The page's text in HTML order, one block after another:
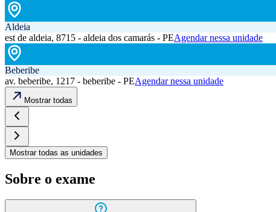
Aldeia
est de aldeia, 8715 - aldeia dos camarás - PEAgendar nessa unidade
Beberibe
av. beberibe, 1217 - beberibe - PEAgendar nessa unidade
Mostrar todas
Mostrar todas as unidades
Sobre o exame